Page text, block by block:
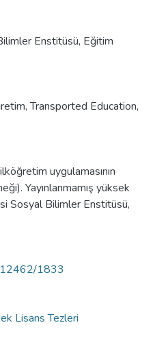
Enstitüsü, Eğitim
,Transported Education,
uygulamasının
Yayınlanmamış yüksek
Sosyal Bilimler Enstitüsü,
1833
Lisans Tezleri